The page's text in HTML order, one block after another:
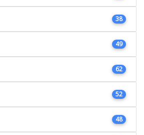
38
49
62
52
48